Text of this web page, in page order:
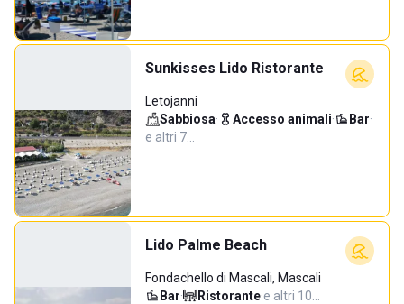
Sunkisses Lido Ristorante
Letojanni
Sabbiosa· Accesso animali· Bar·
e altri 7…
Lido Palme Beach
Fondachello di Mascali, Mascali
Bar· Ristorante·e altri 10…